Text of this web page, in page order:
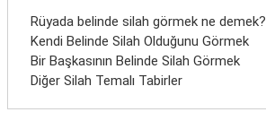
Rüyada belinde silah görmek ne demek?
Kendi Belinde Silah Olduğunu Görmek
Bir Başkasının Belinde Silah Görmek
Diğer Silah Temalı Tabirler